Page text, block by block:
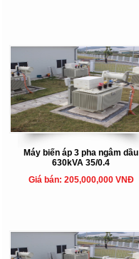
Máy biến áp 3 pha ngâm dầu
630kVA 35/0.4
Giá bán: 205,000,000 VNĐ